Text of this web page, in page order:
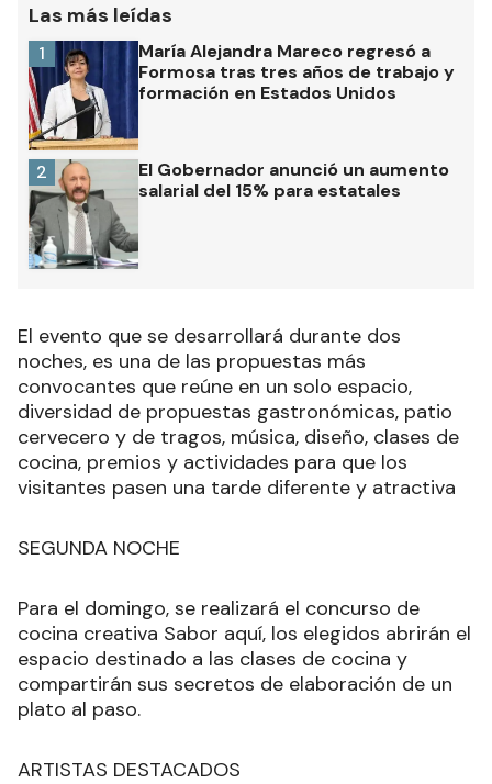
Las más leídas
María Alejandra Mareco regresó a
Formosa tras tres años de trabajo y
formación en Estados Unidos
1
El Gobernador anunció un aumento
salarial del 15% para estatales
2
El evento que se desarrollará durante dos
noches, es una de las propuestas más
convocantes que reúne en un solo espacio,
diversidad de propuestas gastronómicas, patio
cervecero y de tragos, música, diseño, clases de
cocina, premios y actividades para que los
visitantes pasen una tarde diferente y atractiva
SEGUNDA NOCHE
Para el domingo, se realizará el concurso de
cocina creativa Sabor aquí, los elegidos abrirán el
espacio destinado a las clases de cocina y
compartirán sus secretos de elaboración de un
plato al paso.
ARTISTAS DESTACADOS